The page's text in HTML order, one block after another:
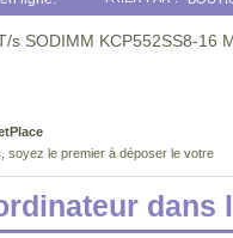
s SODIMM KCP552SS8-16
soyez le premier à déposer le votre
dans